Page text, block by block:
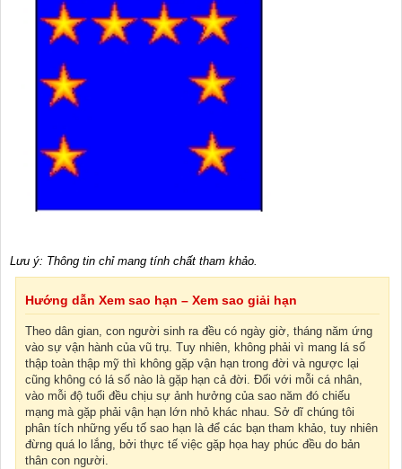
Lưu ý: Thông tin chỉ mang tính chất tham khảo.
Hướng dẫn Xem sao hạn – Xem sao giải hạn
Theo dân gian, con người sinh ra đều có ngày giờ, tháng năm ứng
vào sự vận hành của vũ trụ. Tuy nhiên, không phải vì mang lá số
thập toàn thập mỹ thì không gặp vận hạn trong đời và ngược lại
cũng không có lá số nào là gặp hạn cả đời. Đối với mỗi cá nhân,
vào mỗi độ tuổi đều chịu sự ảnh hưởng của sao năm đó chiếu
mạng mà gặp phải vận hạn lớn nhỏ khác nhau. Sở dĩ chúng tôi
phân tích những yếu tố sao hạn là để các bạn tham khảo, tuy nhiên
đừng quá lo lắng, bởi thực tế việc gặp họa hay phúc đều do bản
thân con người.